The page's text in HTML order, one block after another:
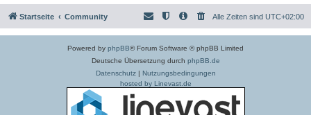
Startseite Community Alle Zeiten sind UTC+02:00
Powered by phpBB® Forum Software © phpBB Limited
Deutsche Übersetzung durch phpBB.de
Datenschutz| Nutzungsbedingungen
hosted by Linevast.de